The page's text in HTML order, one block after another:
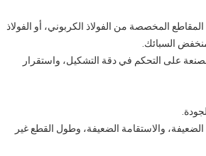
المقاطع المخصصة من الفولاذ الكربوني، أو الفولاذ
منخفض السبائك.
على التحكم في دقة التشكيل، واستقرار
والاستقامة الضعيفة، وطول القطع غير